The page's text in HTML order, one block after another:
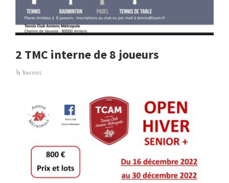
2 TMC interne de 8 joueurs
Tournois